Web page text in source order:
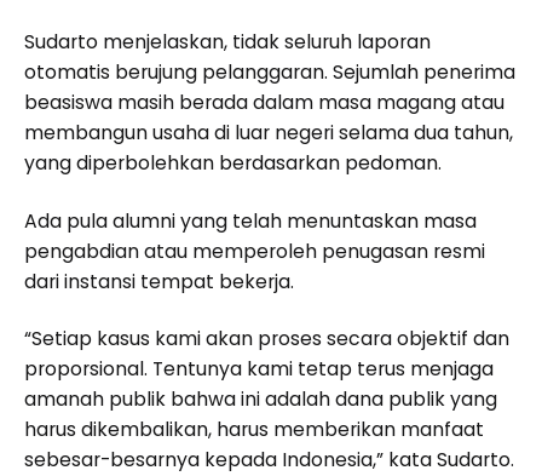
Sudarto menjelaskan, tidak seluruh laporan
otomatis berujung pelanggaran. Sejumlah penerima
beasiswa masih berada dalam masa magang atau
membangun usaha di luar negeri selama dua tahun,
yang diperbolehkan berdasarkan pedoman.
Ada pula alumni yang telah menuntaskan masa
pengabdian atau memperoleh penugasan resmi
dari instansi tempat bekerja.
“Setiap kasus kami akan proses secara objektif dan
proporsional. Tentunya kami tetap terus menjaga
amanah publik bahwa ini adalah dana publik yang
harus dikembalikan, harus memberikan manfaat
sebesar-besarnya kepada Indonesia,” kata Sudarto.